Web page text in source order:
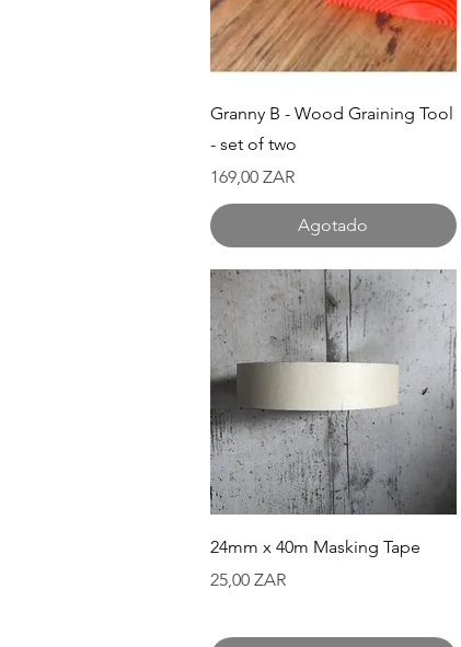
Vista rápida
Granny B - Wood Graining Tool
- set of two
Precio
169,00 ZAR
Agotado
Vista rápida
24mm x 40m Masking Tape
Precio
25,00 ZAR